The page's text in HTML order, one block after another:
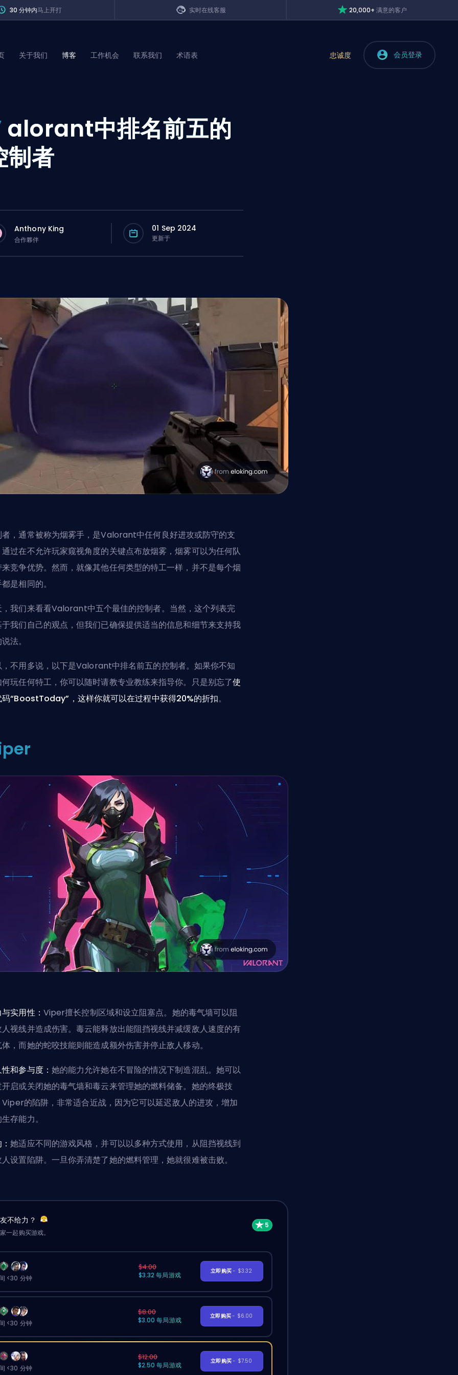
30 分钟内马上开打 实时在线客服 20,000+满意的客户
关于我们 博客 工作机会 联系我们 术语表 忠诚度 会员登录
alorant中排名前五的
制者
Anthony King
合作夥伴
01 Sep 2024
更新于
者，通常被称为烟雾手，是Valorant中任何良好进攻或防守的支
过在不允许玩家窥视角度的关键点布放烟雾，烟雾可以为任何队
竞争优势。然而，就像其他任何类型的特工一样，并不是每个烟
是相同的。
，我们来看看Valorant中五个最佳的控制者。当然，这个列表完
我们自己的观点，但我们已确保提供适当的信息和细节来支持我
法。
，不用多说，以下是Valorant中排名前五的控制者。如果你不知
玩任何特工 ，你可以随时请教专业教练来指导你。只是别忘了使
码“BoostToday”，这样你就可以在过程中获得20%的折扣。
实用性： Viper擅长控制区域和设立阻塞点。她的毒气墙可以阻
视线并造成伤害。毒云能释放出能阻挡视线并减缓敌人速度的有
，而她的蛇咬技能则能造成额外伤害并停止敌人移动。
和参与度： 她的能力允许她在不冒险的情况下制造混乱。她可以
启或关闭她的毒气墙和毒云来管理她的燃料储备。她的终极技
Viper的陷阱，非常适合近战，因为它可以延迟敌人的进攻，增加
存能力。
：她适应不同的游戏风格，并可以以多种方式使用，从阻挡视线到
设置陷阱。一旦你弄清楚了她的燃料管理，她就很难被击败。
不给力？
一起购买游戏。
<30 分钟
$4.00
$3.32 每局游戏
立即购买- $3.32
<30 分钟
$8.00
$3.00 每局游戏
立即购买- $6.00
<30 分钟
$12.00
$2.50 每局游戏
立即购买- $7.50